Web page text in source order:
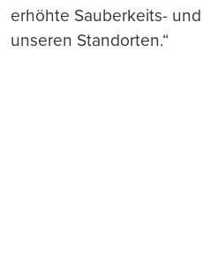
erhöhte Sauberkeits-
unseren Standorten.“